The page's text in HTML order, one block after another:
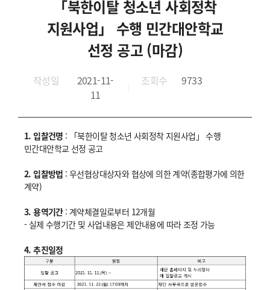
「북한이탈 청소년 사회정착
지원사업」 수행 민간대안학교
선정 공고 (마감)
작성일
2021-11-
11
조회수 9733
1. 입찰건명 : 「북한이탈 청소년 사회정착 지원사업」 수행
민간대안학교 선정 공고
2. 입찰방법 : 우선협상대상자와 협상에 의한 계약(종합평가에 의한
계약)
3. 용역기간 : 계약체결일로부터 12개월
- 실제 수행기간 및 사업내용은 제안내용에 따라 조정 가능
4. 추진일정